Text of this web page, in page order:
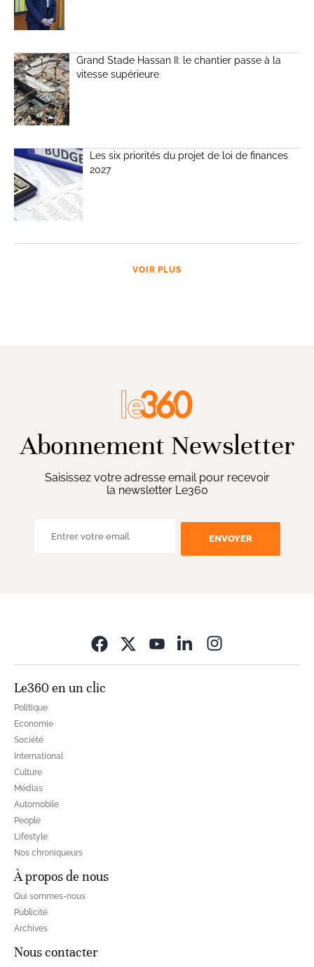
Grand Stade Hassan II: le chantier passe à la
vitesse supérieure
Les six priorités du projet de loi de finances
2027
VOIR PLUS
Abonnement Newsletter
Saisissez votre adresse email pour recevoir
la newsletter Le360
ENVOYER
Le360 en un clic
Politique
Economie
Société
International
Culture
Médias
Automobile
People
Lifestyle
Nos chroniqueurs
À propos de nous
Qui sommes-nous
Publicité
Archives
Nous contacter